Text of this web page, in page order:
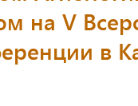
на V
в